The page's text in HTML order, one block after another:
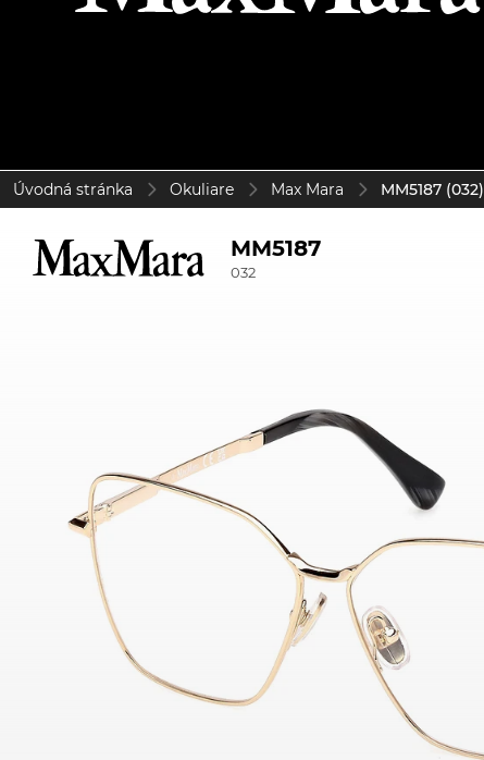
Úvodná stránka Okuliare Max Mara MM5187 (032)
MM5187
032